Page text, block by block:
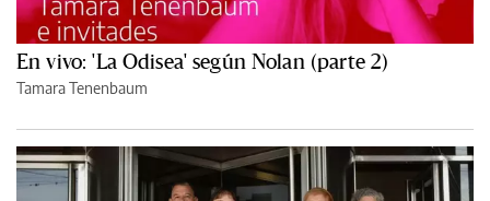
En vivo: 'La Odisea' según Nolan (parte 2)
Tamara Tenenbaum